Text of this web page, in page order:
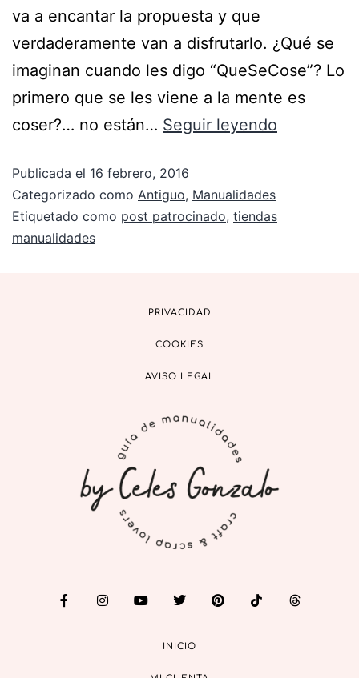
va a encantar la propuesta y que
verdaderamente van a disfrutarlo. ¿Qué se
imaginan cuando les digo “QueSeCose”? Lo
primero que se les viene a la mente es
coser?… no están… Seguir leyendo
Publicada el 16 febrero, 2016
Categorizado como Antiguo, Manualidades
Etiquetado como post patrocinado, tiendas
manualidades
PRIVACIDAD
COOKIES
AVISO LEGAL
INICIO